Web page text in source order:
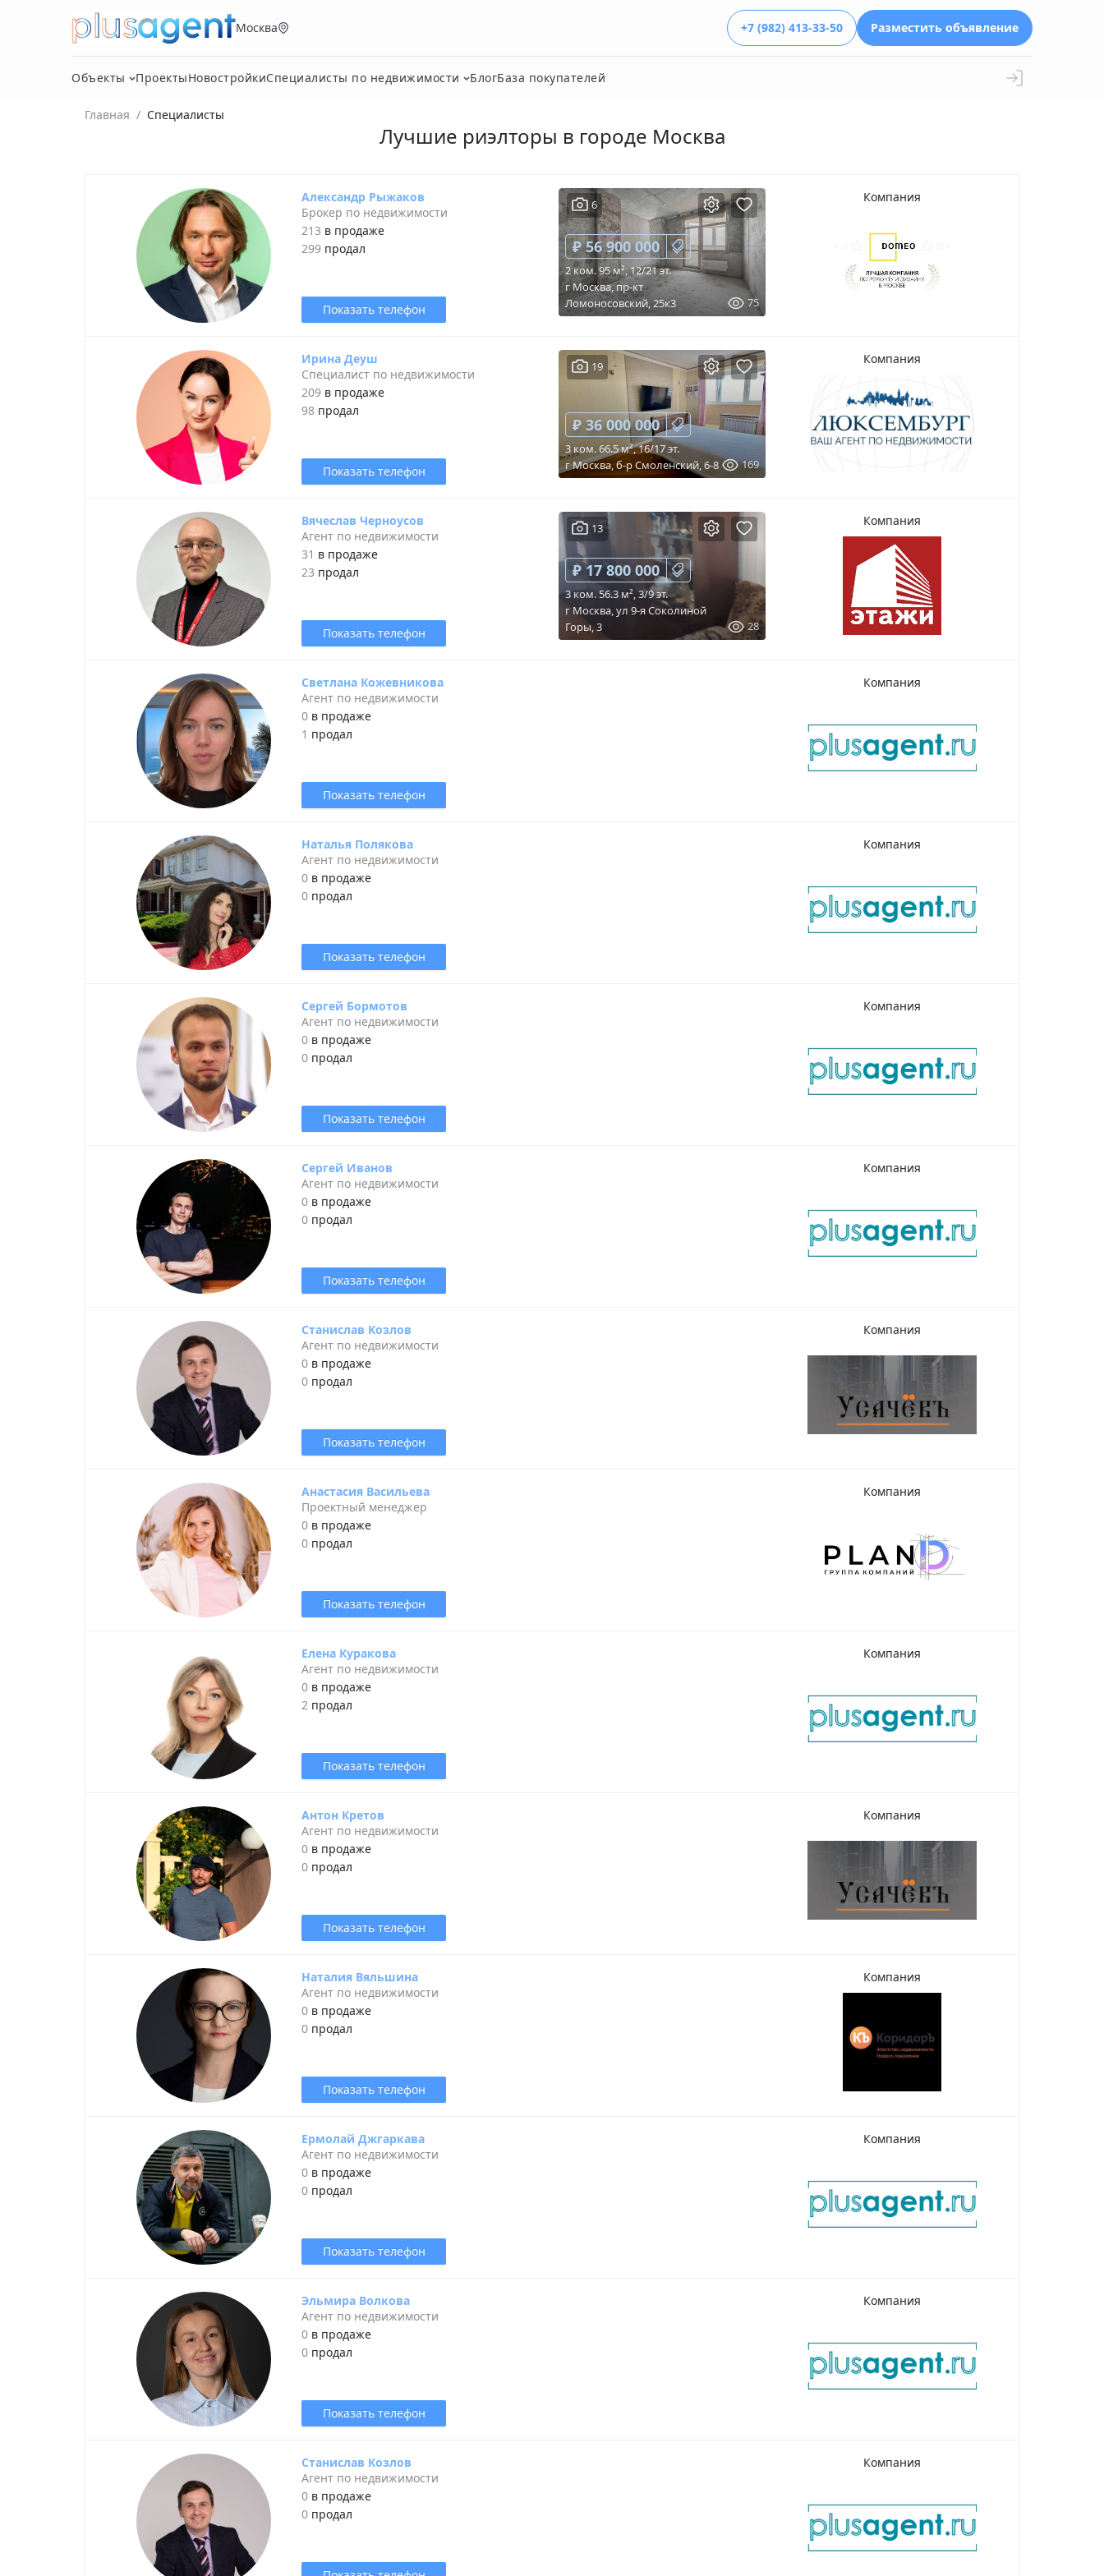
Москва +7 (982) 413-33-50 Разместить объявление
Объекты ПроектыНовостройкиСпециалисты по недвижимости БлогБаза покупателей
Главная / Специалисты
Лучшие риэлторы в городе Москва
Александр Рыжаков
Брокер по недвижимости
213 в продаже
299 продал
Показать телефон
6
₽ 56 900 000
2 ком. 95 м², 12/21 эт.
г Москва, пр-кт
Ломоносовский, 25к3
75
Компания
Ирина Деуш
Специалист по недвижимости
209 в продаже
98 продал
Показать телефон
19
₽ 36 000 000
3 ком. 66.5 м², 16/17 эт.
г Москва, б-р Смоленский, 6-8
169
Компания
Вячеслав Черноусов
Агент по недвижимости
31 в продаже
23 продал
Показать телефон
13
₽ 17 800 000
3 ком. 56.3 м², 3/9 эт.
г Москва, ул 9-я Соколиной
Горы, 3
28
Компания
Светлана Кожевникова
Агент по недвижимости
0 в продаже
1 продал
Показать телефон
Компания
Наталья Полякова
Агент по недвижимости
0 в продаже
0 продал
Показать телефон
Компания
Сергей Бормотов
Агент по недвижимости
0 в продаже
0 продал
Показать телефон
Компания
Сергей Иванов
Агент по недвижимости
0 в продаже
0 продал
Показать телефон
Компания
Станислав Козлов
Агент по недвижимости
0 в продаже
0 продал
Показать телефон
Компания
Анастасия Васильева
Проектный менеджер
0 в продаже
0 продал
Показать телефон
Компания
Елена Куракова
Агент по недвижимости
0 в продаже
2 продал
Показать телефон
Компания
Антон Кретов
Агент по недвижимости
0 в продаже
0 продал
Показать телефон
Компания
Наталия Вяльшина
Агент по недвижимости
0 в продаже
0 продал
Показать телефон
Компания
Ермолай Джгаркава
Агент по недвижимости
0 в продаже
0 продал
Показать телефон
Компания
Эльмира Волкова
Агент по недвижимости
0 в продаже
0 продал
Показать телефон
Компания
Станислав Козлов
Агент по недвижимости
0 в продаже
0 продал
Компания